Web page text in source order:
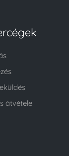
átvétele